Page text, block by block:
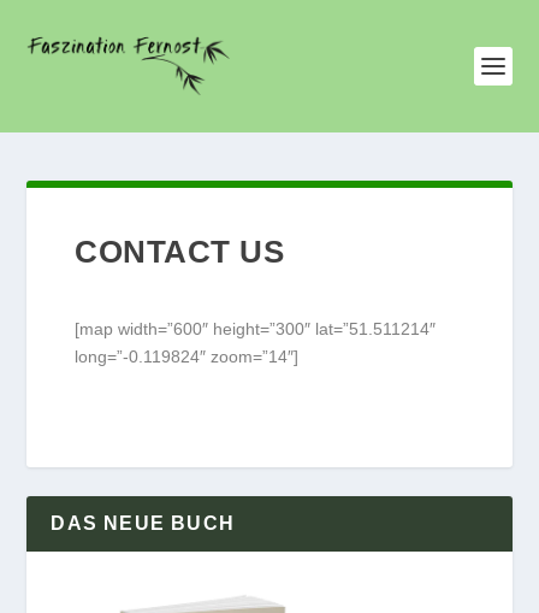
CONTACT US
[map width=”600″ height=”300″ lat=”51.511214″
long=”-0.119824″ zoom=”14″]
DAS NEUE BUCH